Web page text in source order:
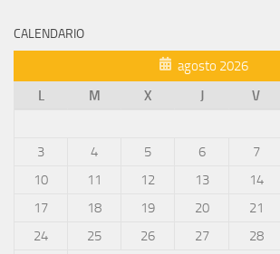
CALENDARIO
agosto 2026
L
M X J V
3
4 5 6 7
10
11 12 13 14
17
18 19 20 21
24
25 26 27 28